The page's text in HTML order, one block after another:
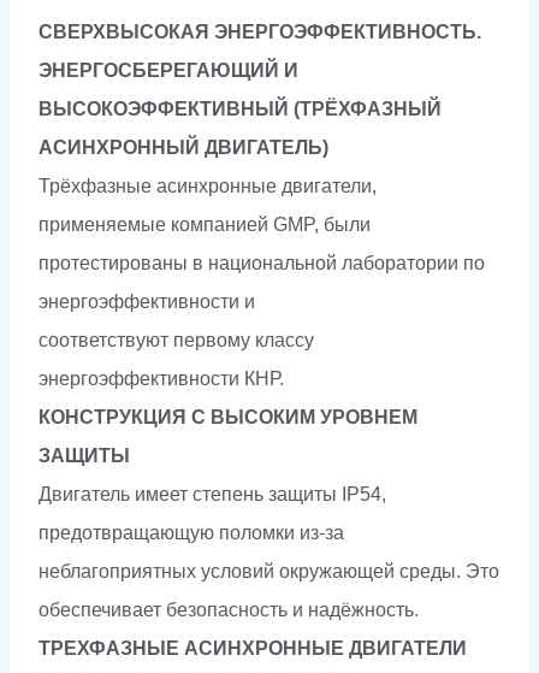
СВЕРХВЫСОКАЯ ЭНЕРГОЭФФЕКТИВНОСТЬ.
ЭНЕРГОСБЕРЕГАЮЩИЙ И
ВЫСОКОЭФФЕКТИВНЫЙ (ТРЁХФАЗНЫЙ
АСИНХРОННЫЙ ДВИГАТЕЛЬ)
Трёхфазные асинхронные двигатели,
применяемые компанией GMP, были
протестированы в национальной лаборатории по
энергоэффективности и
соответствуют первому классу
энергоэффективности КНР.
КОНСТРУКЦИЯ С ВЫСОКИМ УРОВНЕМ
ЗАЩИТЫ
Двигатель имеет степень защиты IP54,
предотвращающую поломки из-за
неблагоприятных условий окружающей среды. Это
обеспечивает безопасность и надёжность.
ТРЕХФАЗНЫЕ АСИНХРОННЫЕ ДВИГАТЕЛИ